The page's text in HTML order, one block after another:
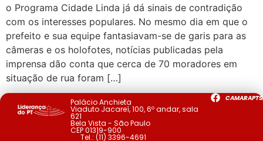
o Programa Cidade Linda já dá sinais de contradição
com os interesses populares. No mesmo dia em que o
prefeito e sua equipe fantasiavam-se de garis para as
câmeras e os holofotes, notícias publicadas pela
imprensa dão conta que cerca de 70 moradores em
situação de rua foram […]
Palácio Anchieta
Viaduto Jacareí, 100, 6º andar, sala
621
Bela Vista - São Paulo
CEP 01319-900
Tel.: (11) 3396-4691